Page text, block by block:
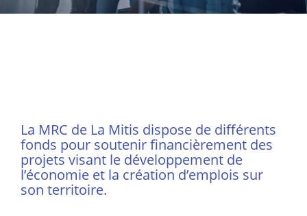
OFFRES
D’EMPLOI
UNITÉS
ADMINISTRATIVES
La MRC de La Mitis dispose de différents
fonds pour soutenir financièrement des
projets visant le développement de
l’économie et la création d’emplois sur
son territoire.